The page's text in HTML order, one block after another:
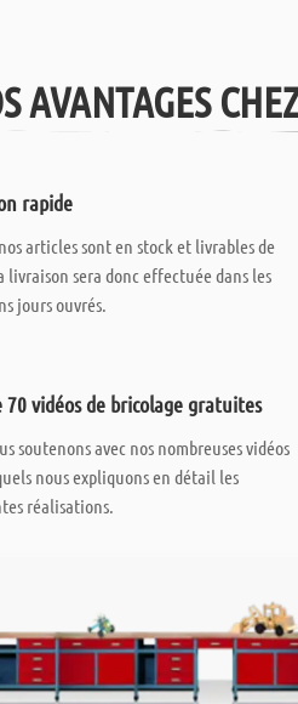
AVANTAGES
rapide
articles sont en stock et livrables de
livraison sera donc effectuée dans les
jours ouvrés.
70 vidéos de bricolage gratuites
soutenons avec nos nombreuses vidéos
nous expliquons en détail les
réalisations.